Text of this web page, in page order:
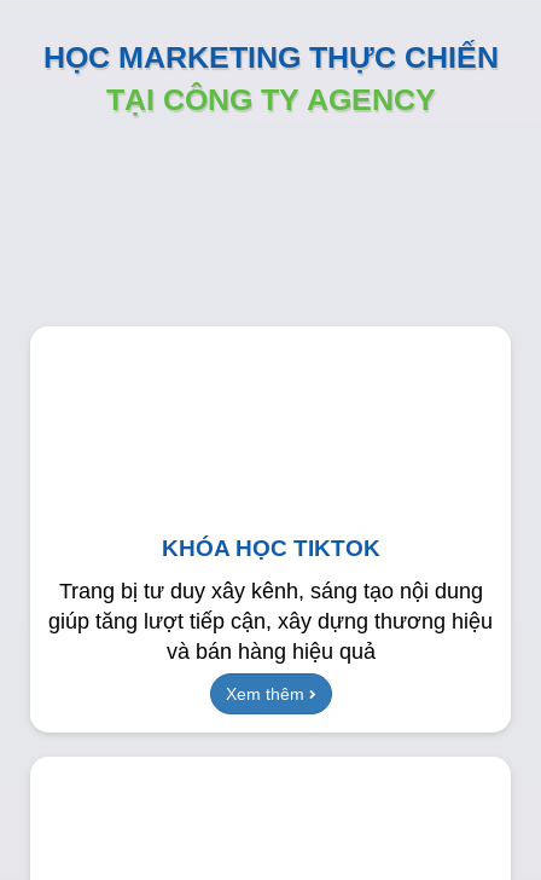
HỌC MARKETING THỰC CHIẾN
TẠI CÔNG TY AGENCY
KHÓA HỌC TIKTOK
Trang bị tư duy xây kênh, sáng tạo nội dung
giúp tăng lượt tiếp cận, xây dựng thương hiệu
và bán hàng hiệu quả
Xem thêm